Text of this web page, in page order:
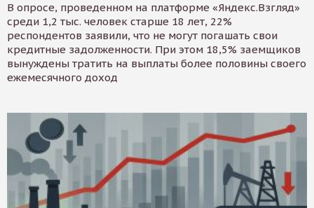
В опросе, проведенном на платформе «Яндекс.Взгляд»
среди 1,2 тыс. человек старше 18 лет, 22%
респондентов заявили, что не могут погашать свои
кредитные задолженности. При этом 18,5% заемщиков
вынуждены тратить на выплаты более половины своего
ежемесячного доход